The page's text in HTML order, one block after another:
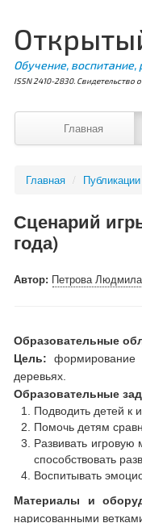
Обучение, воспитание,
ISSN 2410-2830. Свидетельство
Главная
Главная / Публикации
Сценарий
года)
Автор: Петрова
Образовательные
Цель: формирование
деревьях.
Образовательные
Подводить детей к
Помочь детям
Развивать
способствовать
Воспитывать
Материалы и
нарисованными